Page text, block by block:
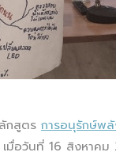
กสูตร การอนุรักษ์พลั
มื่อวันที่ 16 สิงหาคม